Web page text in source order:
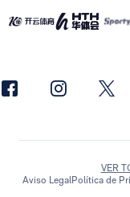
VER
Aviso LegalPolítica de